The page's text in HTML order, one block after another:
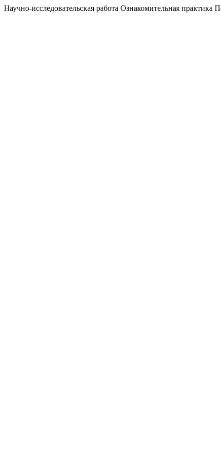
Научно-исследовательская работа Ознакомительная практика